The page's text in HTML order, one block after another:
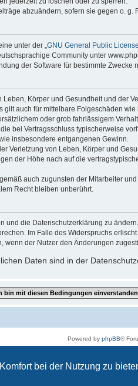
bei der Nutzung zu
abzuändern, sofern sie gegen o.
unter der „ GNU General Public
Community unter
der Software für bestimmte Zwecke
Leben, Körper und Gesundheit und
gilt auch für mittelbare Folgeschäden
oder grob fahrlässigem
bei Vertragsschluss typischerweise
insbesondere entgangenen Gewinn.
Verletzung von Leben, Körper und
der Höhe nach auf die
auch zugunsten der Mitarbeiter
Recht bleiben unberührt.
und die Datenschutzerklärung zu
Im Falle des Widerspruchs
der Nutzer den Änderungen
Daten sind in der
Powered by phpBB®